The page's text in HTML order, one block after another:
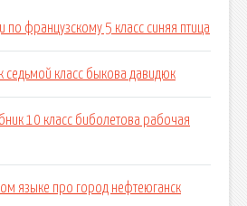
по французскому 5 класс синяя птица
седьмой класс быкова давидюк
10 класс биболетова рабочая
языке про город нефтеюганск